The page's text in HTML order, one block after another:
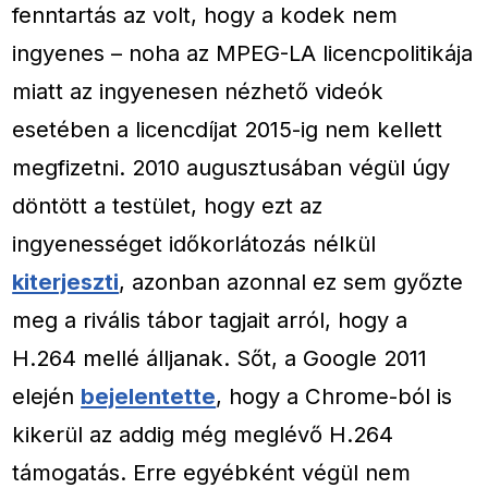
fenntartás az volt, hogy a kodek nem
ingyenes – noha az MPEG-LA licencpolitikája
miatt az ingyenesen nézhető videók
esetében a licencdíjat 2015-ig nem kellett
megfizetni. 2010 augusztusában végül úgy
döntött a testület, hogy ezt az
ingyenességet időkorlátozás nélkül
kiterjeszti, azonban azonnal ez sem győzte
meg a rivális tábor tagjait arról, hogy a
H.264 mellé álljanak. Sőt, a Google 2011
elején bejelentette, hogy a Chrome-ból is
kikerül az addig még meglévő H.264
támogatás. Erre egyébként végül nem